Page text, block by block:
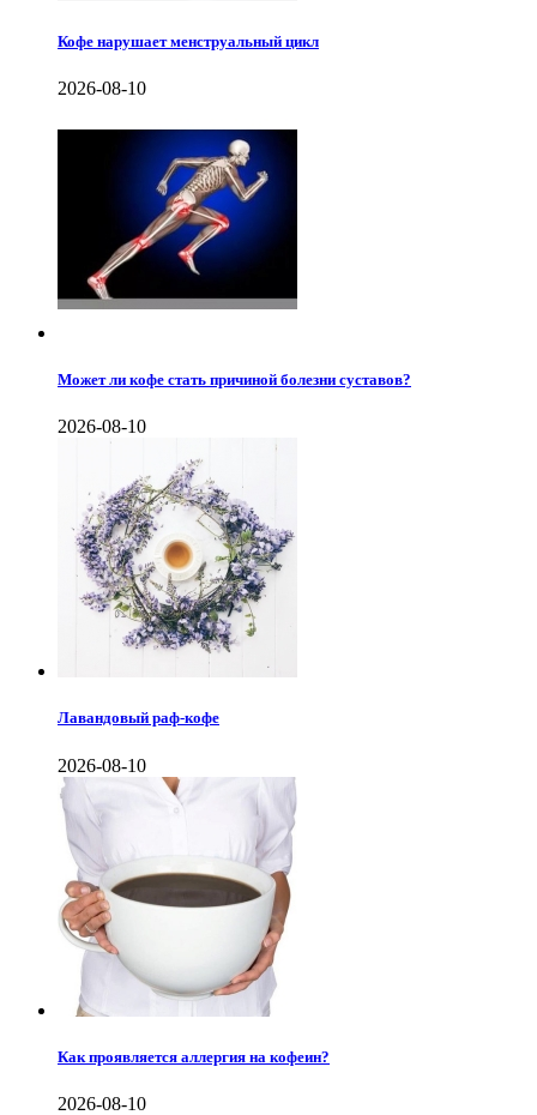
Кофе нарушает менструальный цикл
2026-08-10
Может ли кофе стать причиной болезни суставов?
2026-08-10
Лавандовый раф-кофе
2026-08-10
Как проявляется аллергия на кофеин?
2026-08-10